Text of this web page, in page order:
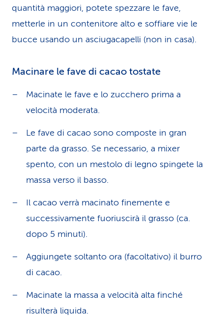
quantità maggiori, potete spezzare le fave,
metterle in un contenitore alto e soffiare vie le
bucce usando un asciugacapelli (non in casa).
Macinare le fave di cacao tostate
Macinate le fave e lo zucchero prima a
velocità moderata.
Le fave di cacao sono composte in gran
parte da grasso. Se necessario, a mixer
spento, con un mestolo di legno spingete la
massa verso il basso.
Il cacao verrà macinato finemente e
successivamente fuoriuscirà il grasso (ca.
dopo 5 minuti).
Aggiungete soltanto ora (facoltativo) il burro
di cacao.
Macinate la massa a velocità alta finché
risulterà liquida.